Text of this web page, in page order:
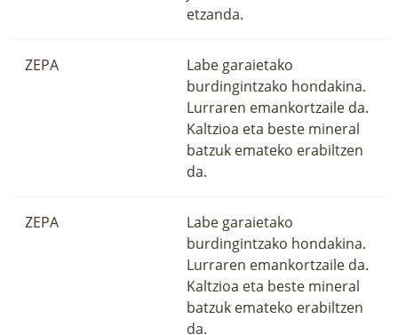
etzanda.
ZEPA
Labe garaietako
burdingintzako hondakina.
Lurraren emankortzaile da.
Kaltzioa eta beste mineral
batzuk emateko erabiltzen
da.
ZEPA
Labe garaietako
burdingintzako hondakina.
Lurraren emankortzaile da.
Kaltzioa eta beste mineral
batzuk emateko erabiltzen
da.